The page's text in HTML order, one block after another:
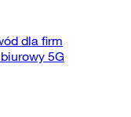
dla firm
5G